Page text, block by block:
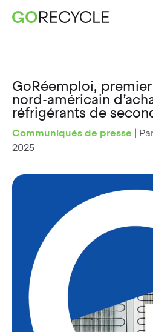
GoRéemploi,
nord-américain
réfrigérants de
Communiqués de presse |
2025